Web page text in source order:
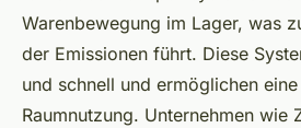
Warenbewegung im Lager, was
der Emissionen führt. Diese
und schnell und ermöglichen
Raumnutzung. Unternehmen wie